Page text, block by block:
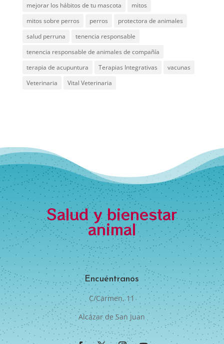
mejorar los hábitos de tu mascota
mitos
mitos sobre perros
perros
protectora de animales
salud perruna
tenencia responsable
tenencia responsable de animales de compañía
terapia de acupuntura
Terapias Integrativas
vacunas
Veterinaria
Vital Veterinaria
Salud y bienestar
animal
Encuéntranos
C/Carmen, 11
Alcázar de San Juan